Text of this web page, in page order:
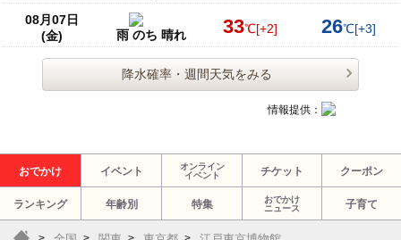
08月07日
(金)
雨 のち 晴れ 33℃[+2] 26℃[+3]
降水確率・週間天気をみる
情報提供：
おでかけ イベント
オンライン
イベント
チケット クーポン
ランキング 年齢別 特集
おでかけ
ニュース
子育て